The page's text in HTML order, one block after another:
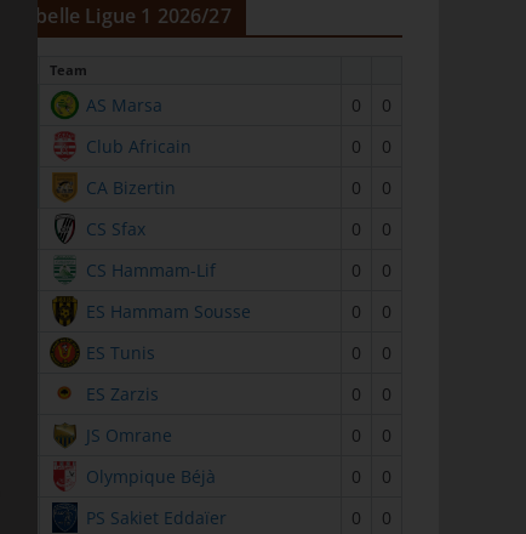
Tabelle Ligue 1 2026/27
Team
AS Marsa 0
0
Club Africain 0
0
CA Bizertin 0
0
CS Sfax 0
0
CS Hammam-Lif 0
0
ES Hammam Sousse 0
0
ES Tunis 0
0
ES Zarzis 0
0
JS Omrane 0
0
Olympique Béjà 0
0
PS Sakiet Eddaïer 0
0